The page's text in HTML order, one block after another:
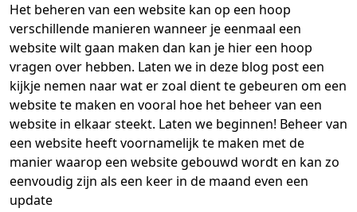
Het beheren van een website kan op een hoop
verschillende manieren wanneer je eenmaal een
website wilt gaan maken dan kan je hier een hoop
vragen over hebben. Laten we in deze blog post een
kijkje nemen naar wat er zoal dient te gebeuren om een
website te maken en vooral hoe het beheer van een
website in elkaar steekt. Laten we beginnen! Beheer van
een website heeft voornamelijk te maken met de
manier waarop een website gebouwd wordt en kan zo
eenvoudig zijn als een keer in de maand even een
update